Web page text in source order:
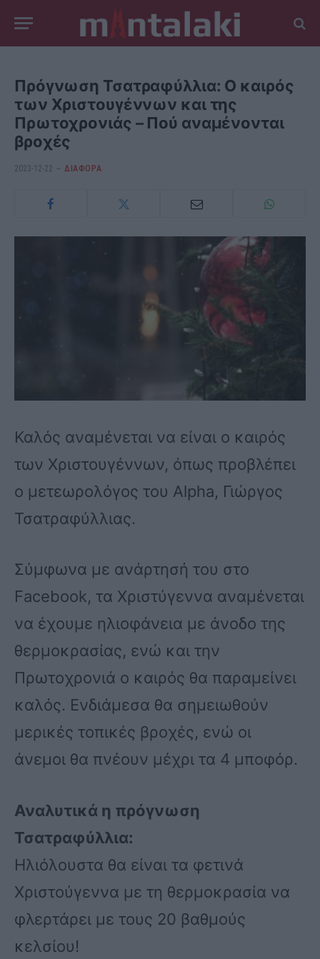
Πρόγνωση Τσατραφύλλια: Ο καιρός
των Χριστουγέννων και της
Πρωτοχρονιάς – Πού αναμένονται
βροχές
2023-12-22 ΔΙΆΦΟΡΑ
Καλός αναμένεται να είναι ο καιρός
των Χριστουγέννων, όπως προβλέπει
ο μετεωρολόγος του Alpha, Γιώργος
Τσατραφύλλιας.
Σύμφωνα με ανάρτησή του στο
Facebook, τα Χριστύγεννα αναμένεται
να έχουμε ηλιοφάνεια με άνοδο της
θερμοκρασίας, ενώ και την
Πρωτοχρονιά ο καιρός θα παραμείνει
καλός. Ενδιάμεσα θα σημειωθούν
μερικές τοπικές βροχές, ενώ οι
άνεμοι θα πνέουν μέχρι τα 4 μποφόρ.
Αναλυτικά η πρόγνωση
Τσατραφύλλια:
Ηλιόλουστα θα είναι τα φετινά
Χριστούγεννα με τη θερμοκρασία να
φλερτάρει με τους 20 βαθμούς
κελσίου!